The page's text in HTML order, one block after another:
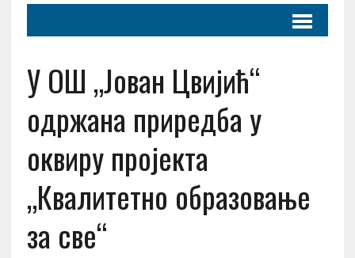
У ОШ „Јован Цвијић“
одржана приредба у
оквиру пројекта
„Квалитетно образовање
за све“